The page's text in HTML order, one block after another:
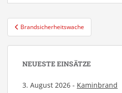
Beitragsnavigation
Brandsicherheitswache
NEUESTE EINSÄTZE
3. August 2026 - Kaminbrand